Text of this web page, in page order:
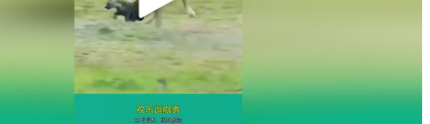
人贩子“梅姨”真实姓名曝光
《Monica》填词人黎彼得去世
谷歌首席科学家Jeff Dean离职创业
如何把百年大党建设得更加坚强有力